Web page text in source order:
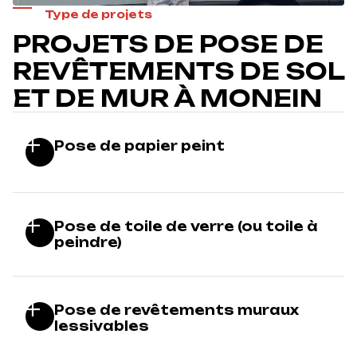
Type de projets
PROJETS DE POSE DE
REVÊTEMENTS DE SOL
ET DE MUR À MONEIN
Pose de papier peint
Pose de toile de verre (ou toile à
peindre)
Pose de revêtements muraux
lessivables